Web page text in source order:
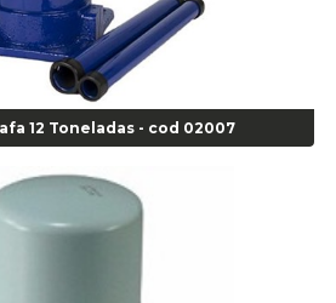
Caminhão - COD. 02342
- Caminhão - Cod 01909
- Moto - cod 02973
- Passeio - Cod 00163
Vipal - Cod 02558
3.3/8 pol x 6.1/2 pol - cod 00977
12 Toneladas - cod 02007